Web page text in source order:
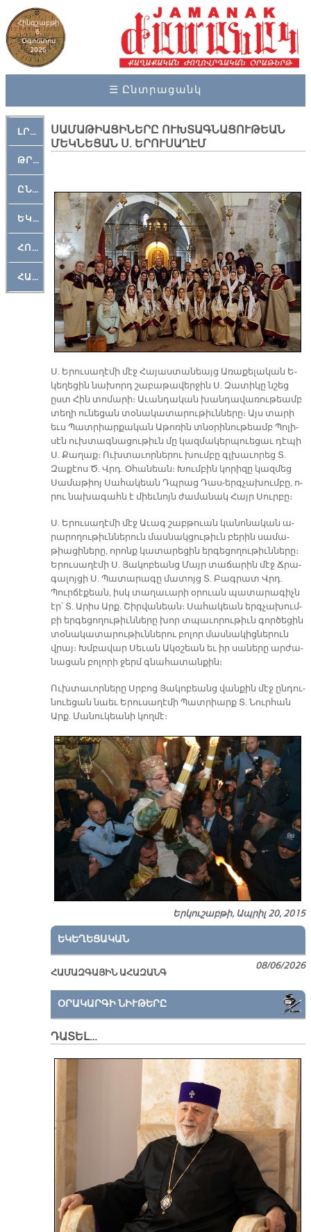
Հինգշաբթի
6,
Օգոստոս
2026
☰ Ընտրացանկ
ԼՐԱՀՈՍ
ԹՐՔԱՀԱՅ ԿԵԱՆՔ
ԸՆԿԵՐԱՄՇԱԿՈՒԹԱՅԻՆ
ԵԿԵՂԵՑԱԿԱՆ
ՀՈԳԵՄՏԱՒՈՐ
ՀԱՐԹԱԿ
ՍԱՄԱԹԻԱՑԻՆԵՐԸ ՈՒԽՏԱԳՆԱՑՈՒԹԵԱՆ
ՄԵԿՆԵՑԱՆ Ս. ԵՐՈՒՍԱՂԷՄ
Ս. Ե­րու­սա­ղէ­մի մէջ Հա­յաս­տա­նեայց Ա­ռա­քե­լա­կան Ե­
կե­ղե­ցին նա­խորդ շա­բա­թա­վեր­ջին Ս. Զա­տի­կը նշեց
ըստ Հին տո­մա­րի։ Ա­ւան­դա­կան խան­դա­վա­ռու­թեամբ
տե­ղի ու­նե­ցան տօ­նա­կա­տա­րու­թիւն­նե­րը։ Այս տա­րի
եւս Պատ­րիար­քա­կան Ա­թո­ռին տնօ­րի­նու­թեամբ Պո­լի­
սէն ուխ­տագ­նա­ցու­թիւն մը կազ­մա­կեր­պուե­ցաւ դէ­պի
Ս. Քա­ղաք։ Ուխ­տա­ւոր­նե­րու խում­բը գլխա­ւո­րեց Տ.
Զա­քէոս Ծ. Վրդ. Օ­հա­նեան։ Խում­բին կո­րի­զը կազ­մեց
Սա­մա­թիոյ Սա­հա­կեան Դպրաց Դաս-երգ­չա­խում­բը, ո­
րու նա­խա­գահն է միեւ­նոյն ժա­մա­նակ Հայր Սուր­բը։
Ս. Ե­րու­սա­ղէ­մի մէջ Ա­ւագ շաբ­թուան կա­նո­նա­կան ա­
րա­րո­ղու­թիւն­նե­րուն մաս­նակ­ցու­թիւն բե­րին սա­մա­
թիա­ցի­նե­րը, ո­րոնք կա­տա­րե­ցին եր­գե­ցո­ղու­թիւն­նե­րը։
Ե­րու­սա­ղէ­մի Ս. Յա­կո­բեանց Մայր տա­ճա­րին մէջ Ճրա­
գա­լոյ­ցի Ս. Պա­տա­րա­գը մա­տոյց Տ. Բագ­րատ Վրդ.
Պուր­ճէ­քեան, իսկ տա­ղա­ւա­րի օ­րուան պա­տա­րա­գիչն
էր՝ Տ. Ա­րիս Արք. Շիր­վա­նեան։ Սա­հա­կեան երգ­չա­խում­
բի եր­գե­ցո­ղու­թիւն­նե­րը խոր տպա­ւո­րու­թիւն գոր­ծե­ցին
տօ­նա­կա­տա­րու­թիւն­նե­րու բո­լոր մաս­նա­կից­նե­րուն
վրայ։ Խմբա­վար Սե­ւան Ա­կօ­շեան եւ իր սա­նե­րը ար­ժա­
նա­ցան բո­լո­րի ջերմ գնա­հա­տան­քին։
Ուխ­տա­ւոր­նե­րը Սրբոց Յա­կո­բեանց վան­քին մէջ ըն­դու­
նուե­ցան նաեւ Ե­րու­սա­ղէ­մի Պատ­րիարք Տ. Նուր­հան
Արք. Մա­նու­կեա­նի կող­մէ։
Երկուշաբթի, Ապրիլ 20, 2015
ԵԿԵՂԵՑԱԿԱՆ
ՀԱՄԱԶԳԱՅԻՆ ԱՀԱԶԱՆԳ
08/06/2026
ՕՐԱԿԱՐԳԻ ՆԻՒԹԵՐԸ
ԴԱՏԵԼ…